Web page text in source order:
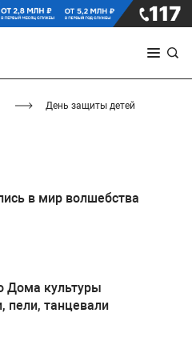
День защиты детей
в мир волшебства
Дома культуры
пели, танцевали